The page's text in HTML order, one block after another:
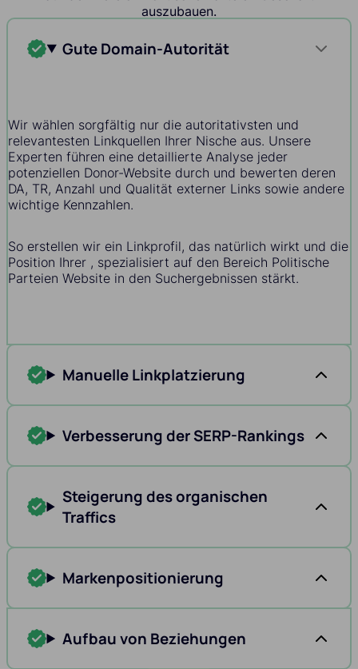
auszubauen.
Gute Domain-Autorität
Wir wählen sorgfältig nur die autoritativsten und
relevantesten Linkquellen Ihrer Nische aus. Unsere
Experten führen eine detaillierte Analyse jeder
potenziellen Donor-Website durch und bewerten deren
DA, TR, Anzahl und Qualität externer Links sowie andere
wichtige Kennzahlen.
So erstellen wir ein Linkprofil, das natürlich wirkt und die
Position Ihrer , spezialisiert auf den Bereich Politische
Parteien Website in den Suchergebnissen stärkt.
Manuelle Linkplatzierung
Verbesserung der SERP-Rankings
Steigerung des organischen
Traffics
Markenpositionierung
Aufbau von Beziehungen